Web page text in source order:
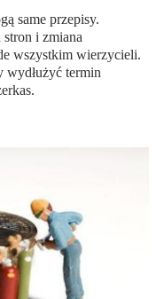
same przepisy.
stron i zmiana
wszystkim wierzycieli.
wydłużyć termin